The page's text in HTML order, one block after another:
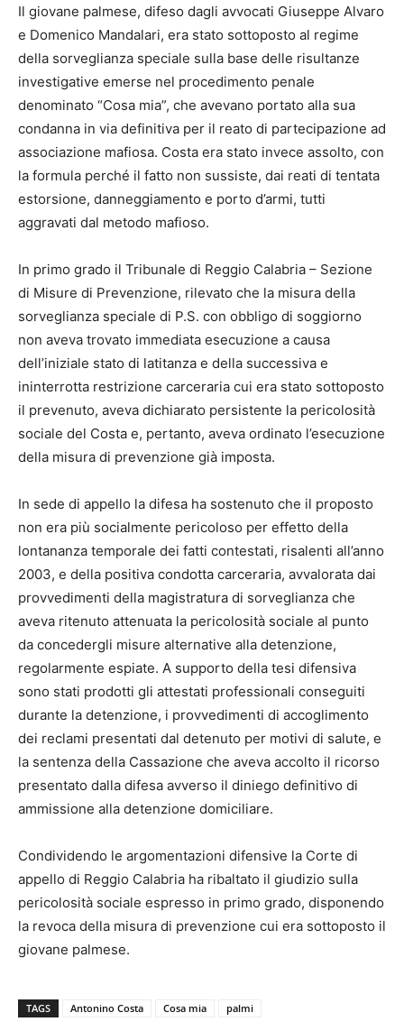
Il giovane palmese, difeso dagli avvocati Giuseppe Alvaro
e Domenico Mandalari, era stato sottoposto al regime
della sorveglianza speciale sulla base delle risultanze
investigative emerse nel procedimento penale
denominato “Cosa mia”, che avevano portato alla sua
condanna in via definitiva per il reato di partecipazione ad
associazione mafiosa. Costa era stato invece assolto, con
la formula perché il fatto non sussiste, dai reati di tentata
estorsione, danneggiamento e porto d’armi, tutti
aggravati dal metodo mafioso.
In primo grado il Tribunale di Reggio Calabria – Sezione
di Misure di Prevenzione, rilevato che la misura della
sorveglianza speciale di P.S. con obbligo di soggiorno
non aveva trovato immediata esecuzione a causa
dell’iniziale stato di latitanza e della successiva e
ininterrotta restrizione carceraria cui era stato sottoposto
il prevenuto, aveva dichiarato persistente la pericolosità
sociale del Costa e, pertanto, aveva ordinato l’esecuzione
della misura di prevenzione già imposta.
In sede di appello la difesa ha sostenuto che il proposto
non era più socialmente pericoloso per effetto della
lontananza temporale dei fatti contestati, risalenti all’anno
2003, e della positiva condotta carceraria, avvalorata dai
provvedimenti della magistratura di sorveglianza che
aveva ritenuto attenuata la pericolosità sociale al punto
da concedergli misure alternative alla detenzione,
regolarmente espiate. A supporto della tesi difensiva
sono stati prodotti gli attestati professionali conseguiti
durante la detenzione, i provvedimenti di accoglimento
dei reclami presentati dal detenuto per motivi di salute, e
la sentenza della Cassazione che aveva accolto il ricorso
presentato dalla difesa avverso il diniego definitivo di
ammissione alla detenzione domiciliare.
Condividendo le argomentazioni difensive la Corte di
appello di Reggio Calabria ha ribaltato il giudizio sulla
pericolosità sociale espresso in primo grado, disponendo
la revoca della misura di prevenzione cui era sottoposto il
giovane palmese.
TAGS Antonino Costa Cosa mia palmi